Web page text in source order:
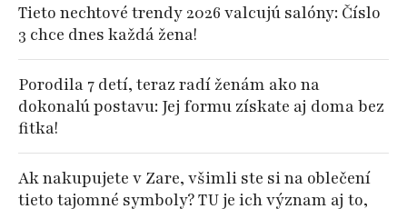
Tieto nechtové trendy 2026 valcujú salóny: Číslo
3 chce dnes každá žena!
Porodila 7 detí, teraz radí ženám ako na
dokonalú postavu: Jej formu získate aj doma bez
fitka!
Ak nakupujete v Zare, všimli ste si na oblečení
tieto tajomné symboly? TU je ich význam aj to,